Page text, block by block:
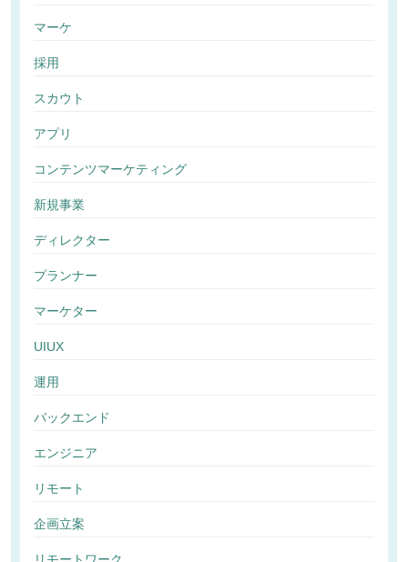
マーケ
採用
スカウト
アプリ
コンテンツマーケティング
新規事業
ディレクター
プランナー
マーケター
UIUX
運用
バックエンド
エンジニア
リモート
企画立案